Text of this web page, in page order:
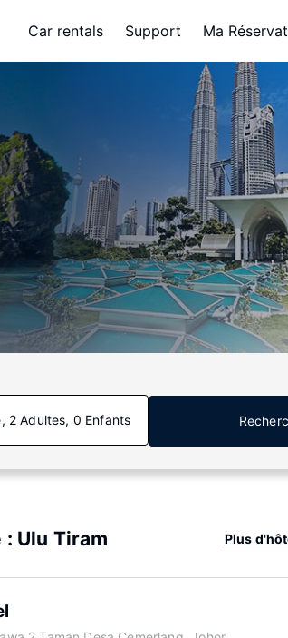
Car rentals Support Ma
2 Adultes, 0 Enfants
Ulu Tiram Plus